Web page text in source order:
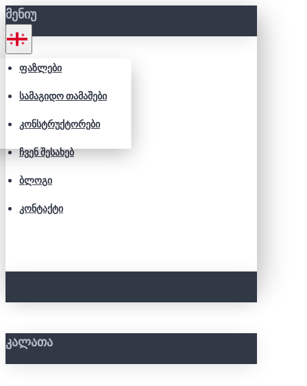
ᲛᲔᲜᲘᲣ
ᲤᲐᲖᲚᲔᲑᲘ
ᲡᲐᲛᲐᲒᲘᲓᲝ ᲗᲐᲛᲐᲨᲔᲑᲘ
ᲙᲝᲜᲡᲢᲠᲣᲥᲢᲝᲠᲔᲑᲘ
ᲩᲕᲔᲜ ᲨᲔᲡᲐᲮᲔᲑ
ᲑᲚᲝᲒᲘ
ᲙᲝᲜᲢᲐᲥᲢᲘ
ᲙᲐᲚᲐᲗᲐ